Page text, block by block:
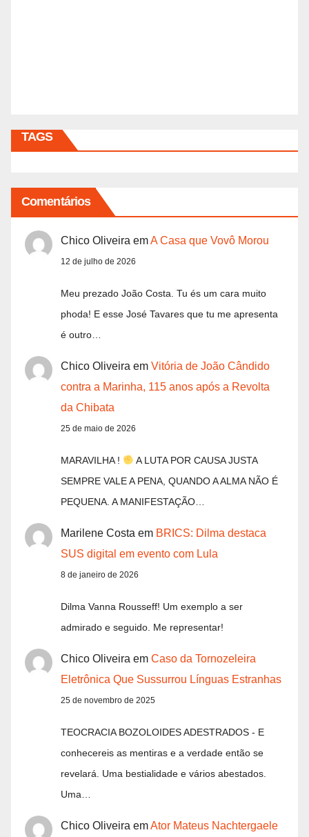
TAGS
Comentários
Chico Oliveira emA Casa que Vovô Morou
12 de julho de 2026
Meu prezado João Costa. Tu és um cara muito
phoda! E esse José Tavares que tu me apresenta
é outro…
Chico Oliveira em Vitória de João Cândido
contra a Marinha, 115 anos após a Revolta
da Chibata
25 de maio de 2026
MARAVILHA !
A LUTA POR CAUSA JUSTA
SEMPRE VALE A PENA, QUANDO A ALMA NÃO É
PEQUENA. A MANIFESTAÇÃO…
Marilene Costa em BRICS: Dilma destaca
SUS digital em evento com Lula
8 de janeiro de 2026
Dilma Vanna Rousseff! Um exemplo a ser
admirado e seguido. Me representar!
Chico Oliveira em Caso da Tornozeleira
Eletrônica Que Sussurrou Línguas Estranhas
25 de novembro de 2025
TEOCRACIA BOZOLOIDES ADESTRADOS - E
conhecereis as mentiras e a verdade então se
revelará. Uma bestialidade e vários abestados.
Uma…
Chico Oliveira emAtor Mateus Nachtergaele